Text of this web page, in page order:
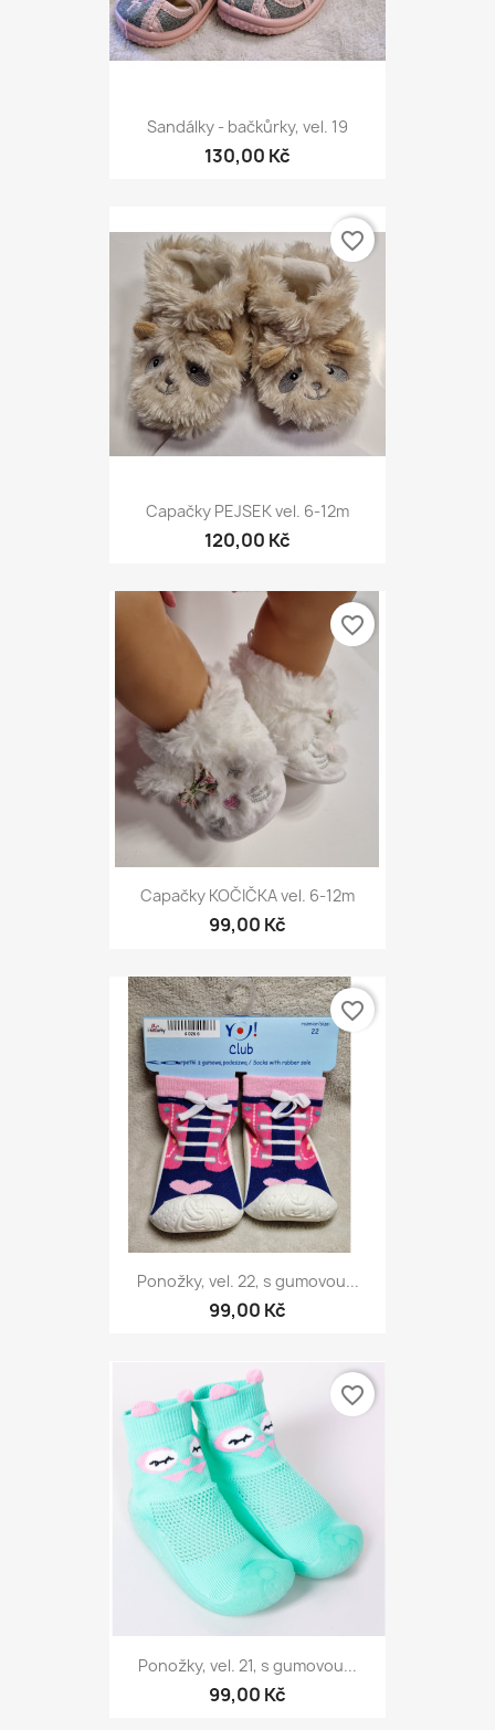
Sandálky - bačkůrky, vel. 19
130,00 Kč
Capačky PEJSEK vel. 6-12m
120,00 Kč
favorite_border
Capačky KOČIČKA vel. 6-12m
99,00 Kč
favorite_border
Ponožky, vel. 22, s gumovou...
99,00 Kč
favorite_border
Ponožky, vel. 21, s gumovou...
99,00 Kč
favorite_border